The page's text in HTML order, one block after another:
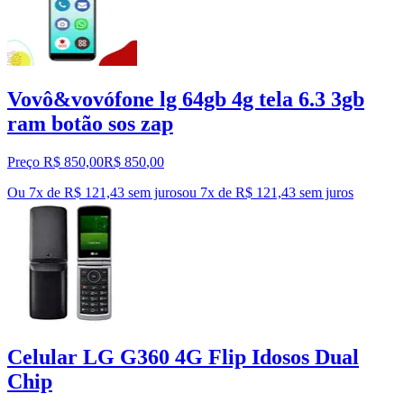
Vovô&vovófone lg 64gb 4g tela 6.3 3gb
ram botão sos zap
Preço R$ 850,00R$ 850,00
Ou 7x de R$ 121,43 sem jurosou 7x de R$ 121,43 sem juros
Celular LG G360 4G Flip Idosos Dual
Chip